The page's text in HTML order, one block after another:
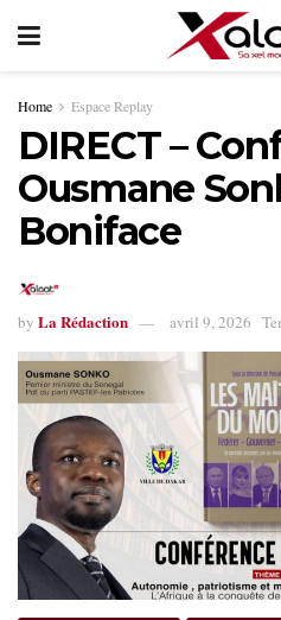
Home Espace Replay
DIRECT –
Ousmane
Boniface
by La Rédaction avril 9, 2026